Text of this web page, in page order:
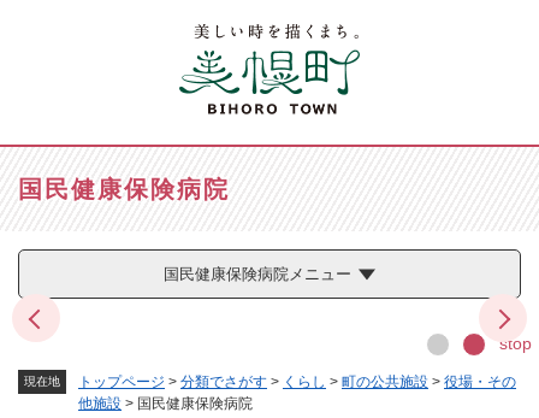
現在地 トップページ > 分類でさがす > くらし > 町の公共施設 > 役場・その
他施設 > 国民健康保険病院
国民健康保険病院
国民健康保険病院メニュー
stop